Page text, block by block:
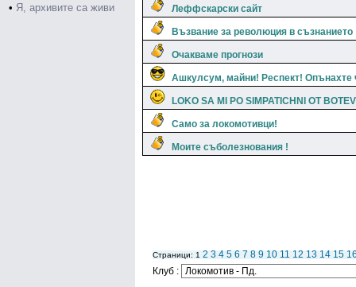
• Я, архивите са живи Леффскарски сайт
Възвание за революция в съзнанието
Очакваме прогнози
Ашкулсум, майни! Респект! Опънахте
LOKO SA MI PO SIMPATICHNI OT BOTEV
Само за локомотивци!
Моите съболезнования !
Страници: 1 2 3 4 5 6 7 8 9 10 11 12 13 14 15
Клуб :